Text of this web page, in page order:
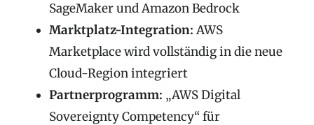
SageMaker und Amazon Bedrock
Marktplatz-Integration: AWS
Marketplace wird vollständig in die neue
Cloud-Region integriert
Partnerprogramm: „AWS Digital
Sovereignty Competency“ für